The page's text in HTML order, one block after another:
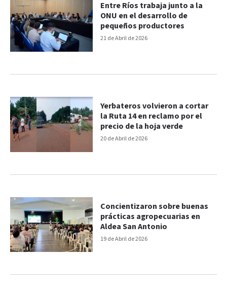
21 de Abril de 2026
Entre Ríos trabaja junto a la
ONU en el desarrollo de
pequeños productores
20 de Abril de 2026
Yerbateros volvieron a cortar
la Ruta 14 en reclamo por el
precio de la hoja verde
19 de Abril de 2026
Concientizaron sobre buenas
prácticas agropecuarias en
Aldea San Antonio